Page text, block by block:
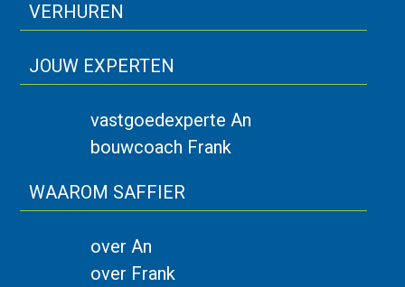
VERHUREN
JOUW EXPERTEN
vastgoedexperte An
bouwcoach Frank
WAAROM SAFFIER
over An
over Frank